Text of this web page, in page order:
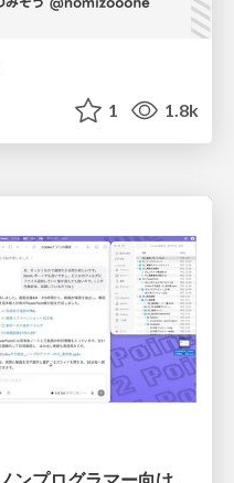
1 1.8k